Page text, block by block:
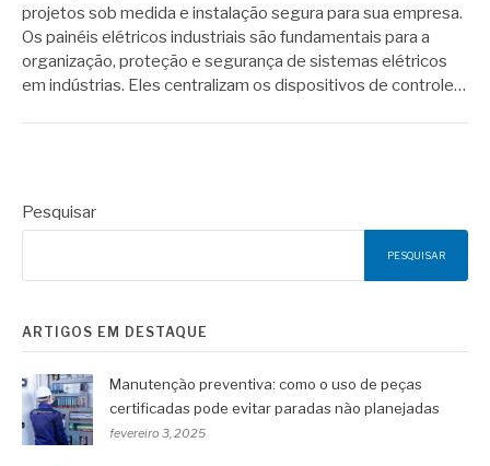
projetos sob medida e instalação segura para sua empresa.
Os painéis elétricos industriais são fundamentais para a
organização, proteção e segurança de sistemas elétricos
em indústrias. Eles centralizam os dispositivos de controle…
Pesquisar
PESQUISAR
ARTIGOS EM DESTAQUE
Manutenção preventiva: como o uso de peças
certificadas pode evitar paradas não planejadas
fevereiro 3, 2025